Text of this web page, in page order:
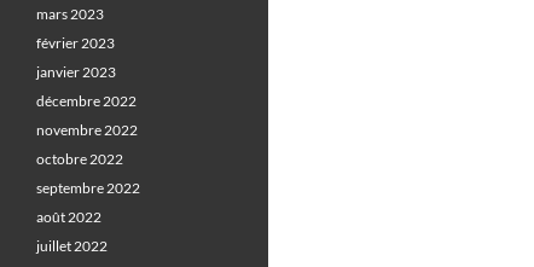
mars 2023
février 2023
janvier 2023
décembre 2022
novembre 2022
octobre 2022
septembre 2022
août 2022
juillet 2022